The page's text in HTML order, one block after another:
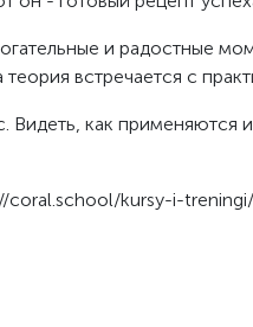
и радостные
теория встречается с
Видеть, как
coral.school/kursy-i-treningi/